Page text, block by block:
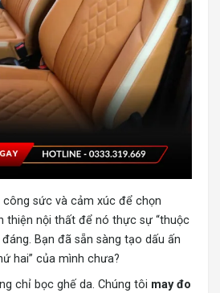
công sức và cảm xúc để chọn
thiện nội thất để nó thực sự “thuộc
Bạn đã sẵn sàng tạo dấu ấn
hai” của mình chưa?
chỉ bọc ghế da. Chúng tôi may đo